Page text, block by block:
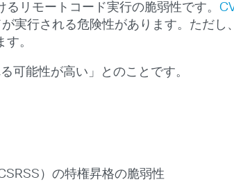
リモートコード実行の脆弱性です。
実行される危険性があります。ただし
。
可能性が高い」とのことです。
）の特権昇格の脆弱性